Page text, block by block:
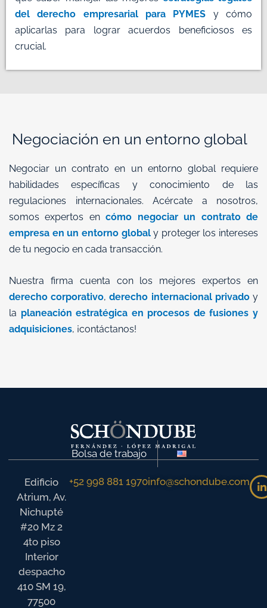
del derecho empresarial para PYMES y cómo
aplicarlas para lograr acuerdos beneficiosos es
crucial.
Negociación en un entorno global
Negociar un contrato en un entorno global requiere
habilidades específicas y conocimiento de las
regulaciones internacionales. Acércate a nosotros,
somos expertos encómo negociar un contrato de
empresa en un entorno globaly proteger los intereses
de tu negocio en cada transacción.
Nuestra firma cuenta con los mejores expertos en
derecho corporativo,derecho internacional privadoy
la planeación estratégica en procesos de fusiones y
adquisiciones, ¡contáctanos!
Bolsa de trabajo
Edificio
Atrium, Av.
Nichupté
#20 Mz 2
4to piso
Interior
despacho
410 SM 19,
77500
+52 998 881 1970info@schondube.com